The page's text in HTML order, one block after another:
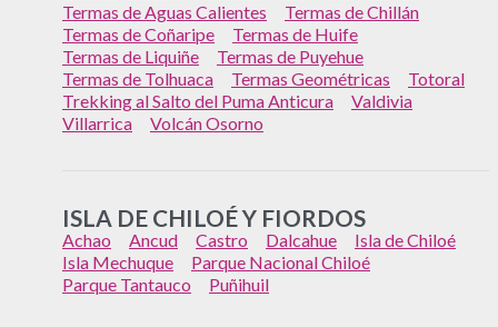
Termas de Aguas Calientes
Termas de Chillán
Termas de Coñaripe
Termas de Huife
Termas de Liquiñe
Termas de Puyehue
Termas de Tolhuaca
Termas Geométricas
Totoral
Trekking al Salto del Puma Anticura
Valdivia
Villarrica
Volcán Osorno
ISLA DE CHILOÉ Y FIORDOS
Achao Ancud Castro Dalcahue
Isla de Chiloé
Isla Mechuque
Parque Nacional Chiloé
Parque Tantauco
Puñihuil